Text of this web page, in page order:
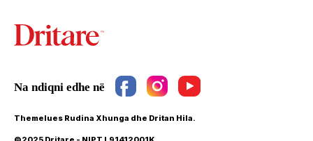
Themelues Rudina Xhunga dhe Dritan Hila.